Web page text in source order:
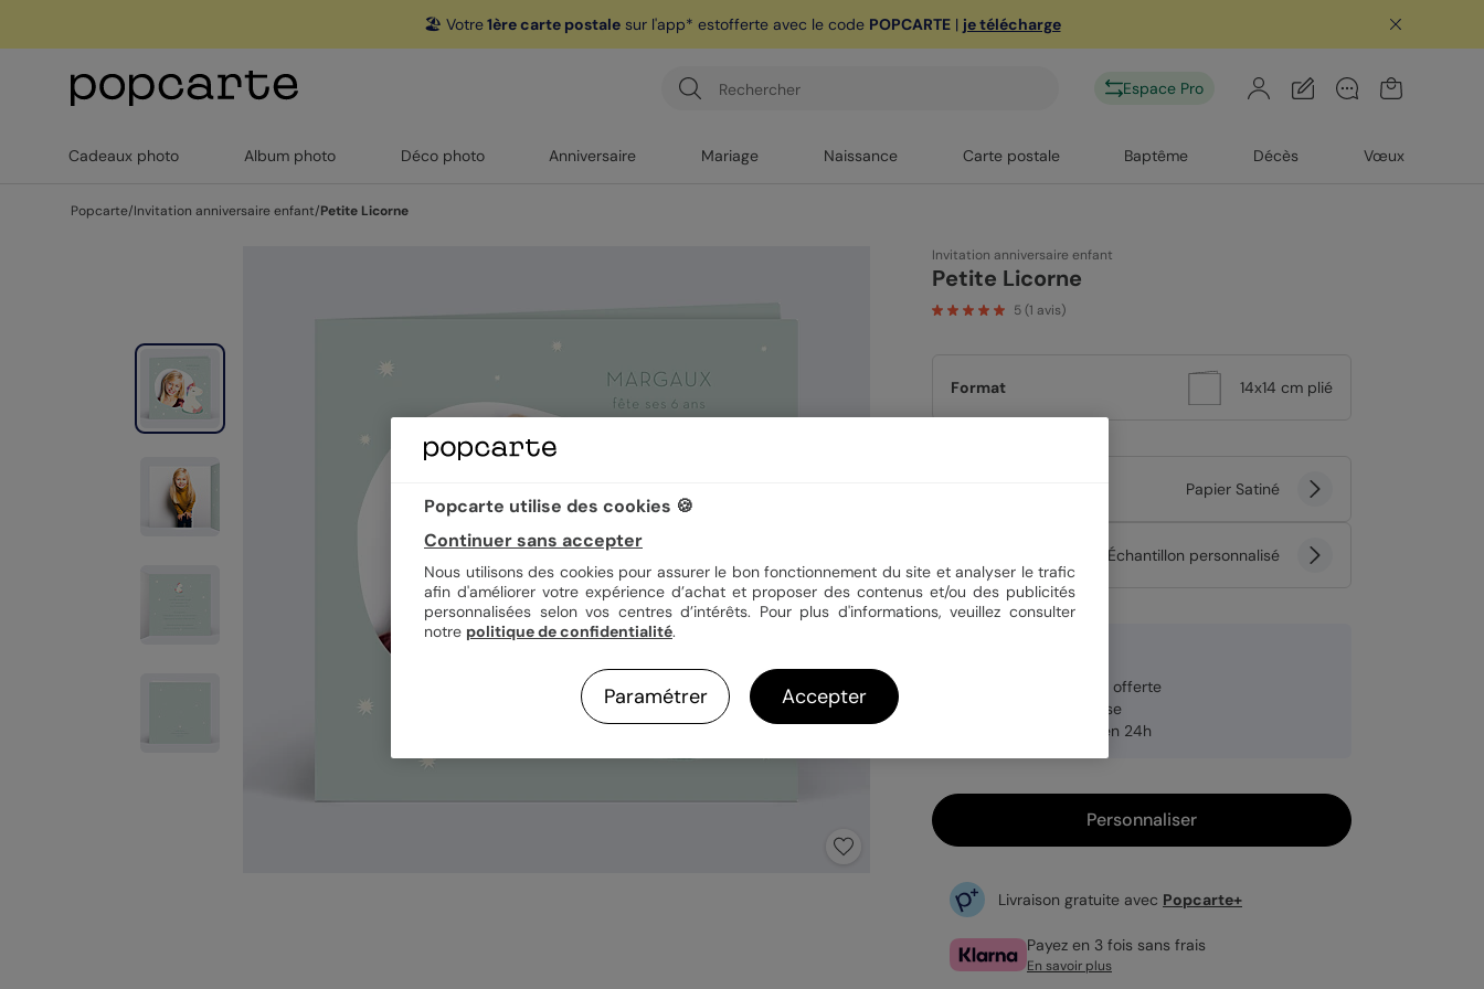
🏖️ Votre1ère carte postalesur l'app* estofferte avec le code POPCARTE| je télécharge
Espace Pro
Cadeaux photo Album photo Déco photo Anniversaire Mariage Naissance Carte postale Baptême Décès Vœux
Popcarte/Invitation anniversaire enfant/Petite Licorne
Invitation anniversaire enfant
Petite Licorne
5(1 avis)
Format 14x14 cm plié
Papier Satiné
Échantillon personnalisé
Enveloppe blanche offerte
Fabrication française
Expédition rapide en 24h
Personnaliser
Livraison gratuite avec Popcarte+
Payez en 3 fois sans frais
En savoir plus
Popcarte utilise des cookies 🍪
Continuer sans accepter
Nous utilisons des cookies pour assurer le bon fonctionnement du site et analyser le trafic
afin d'améliorer votre expérience d’achat et proposer des contenus et/ou des publicités
personnalisées selon vos centres d’intérêts. Pour plus d'informations, veuillez consulter
notre politique de confidentialité.
Paramétrer Accepter